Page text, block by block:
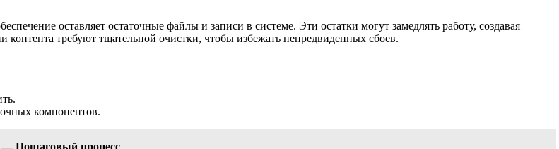
оставляет остаточные файлы и записи в системе. Эти остатки могут замедлять работу, создавая
требуют тщательной очистки, чтобы избежать непредвиденных сбоев.
компонентов.
— Пошаговый процесс